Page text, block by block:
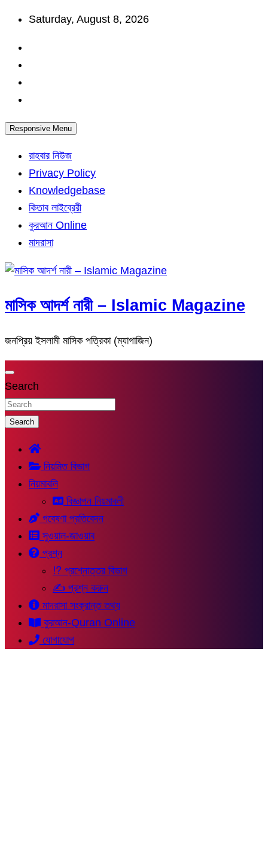
Skip
content
Saturday, August 8, 2026
Responsive Menu
রাহবার নিউজ
Privacy Policy
Knowledgebase
কিতাব লাইব্রেরী
কুরআন Online
মাদরাসা
মাসিক আদর্শ নারী – Islamic Magazine
জনপ্রিয় ইসলামী মাসিক পত্রিকা (ম্যাগাজিন)
Search
Search
নিয়মিত বিভাগ
নিয়মাবলি
বিজ্ঞাপন নিয়মাবলী
গবেষণা প্রতিবেদন
সুওয়াল-জাওয়াব
প্রশ্ন
⁉ প্রশ্নোত্তর বিভাগ
✍ প্রশ্ন করুন
মাদরাসা সংক্রান্ত তথ্য
কুরআন-Quran Online
যোগাযোগ